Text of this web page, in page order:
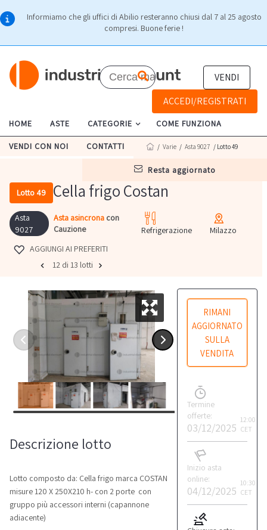
Informiamo che gli uffici di Abilio resteranno chiusi dal 7 al 25 agosto
compresi. Buone ferie !
VENDI
ACCEDI/REGISTRATI
HOME ASTE CATEGORIE COME FUNZIONA
VENDI CON NOI CONTATTI
resta aggiornato
/ Varie / Asta 9027 / Lotto 49
Lotto 49 Cella frigo Costan
Asta
9027
Asta asincrona con
Cauzione
Refrigerazione
Milazzo
AGGIUNGI AI PREFERITI
12 di 13 lotti
RIMANI
AGGIORNATO
SULLA
VENDITA
Termine
offerte:
03/12/2025
12:00
CET
Inizio asta
online:
04/12/2025
10:30
CET
Descrizione lotto
Lotto composto da: Cella frigo marca COSTAN
misure 120 X 250X210 h- con 2 porte con
gruppo più accessori interni (capannone
adiacente)